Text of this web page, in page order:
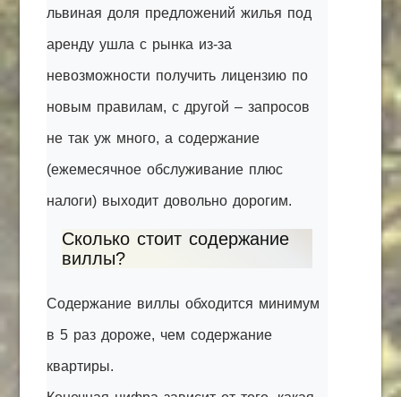
львиная доля предложений жилья под
аренду ушла с рынка из-за
невозможности получить лицензию по
новым правилам, с другой – запросов
не так уж много, а содержание
(ежемесячное обслуживание плюс
налоги) выходит довольно дорогим.
Сколько стоит содержание
виллы?
Содержание виллы обходится минимум
в 5 раз дороже, чем содержание
квартиры.